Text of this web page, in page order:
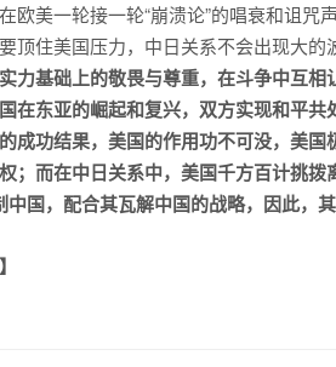
欧美一轮接一轮“崩溃论”的唱衰和诅咒
顶住美国压力，中日关系不会出现大的
力基础上的敬畏与尊重，在斗争中互相
在东亚的崛起和复兴，双方实现和平
成功结果，美国的作用功不可没，美
；而在中日关系中，美国千方百计挑
国，配合其瓦解中国的战略，因此，